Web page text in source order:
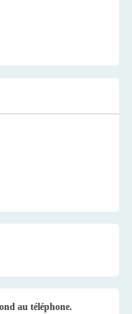
au téléphone.